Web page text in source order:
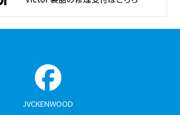
JVCKENWOOD